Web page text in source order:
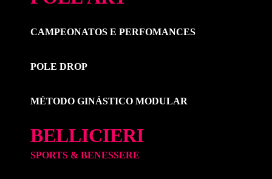
CAMPEONATOS E PERFOMANCES
POLE DROP
MÉTODO GINÁSTICO MODULAR
BELLICIERI
SPORTS & BENESSERE